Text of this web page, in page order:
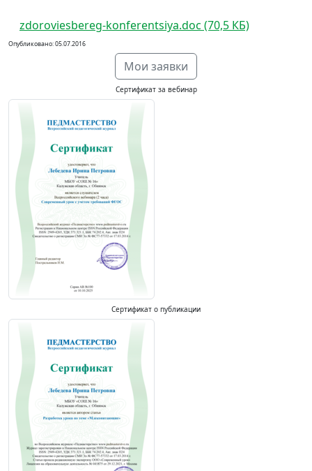
zdoroviesbereg-konferentsiya.doc (70,5 КБ)
Опубликовано: 05.07.2016
Мои заявки
Сертификат за вебинар
Сертификат о публикации